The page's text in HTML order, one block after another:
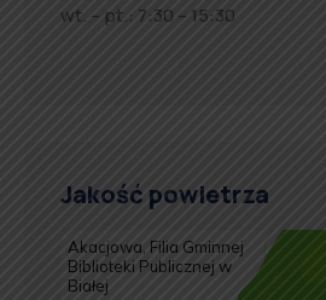
wt. – pt.: 7:30 – 15:30
Jakość powietrza